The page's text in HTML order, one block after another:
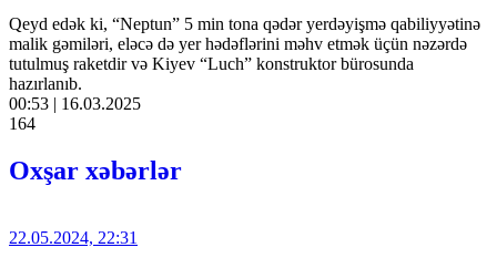
Qeyd edək ki, “Neptun” 5 min tona qədər yerdəyişmə qabiliyyətinə
malik gəmiləri, eləcə də yer hədəflərini məhv etmək üçün nəzərdə
tutulmuş raketdir və Kiyev “Luch” konstruktor bürosunda
hazırlanıb.
00:53 | 16.03.2025
164
Oxşar xəbərlər
22.05.2024, 22:31